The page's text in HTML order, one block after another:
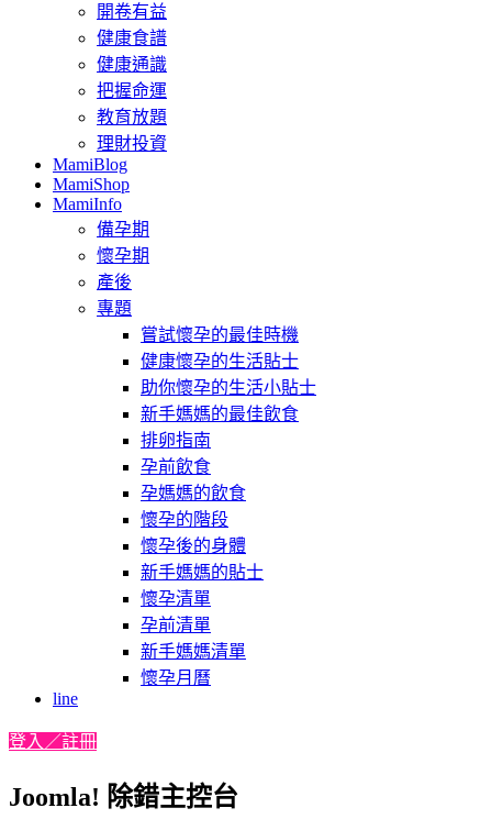
開卷有益
健康食譜
健康通識
把握命運
教育放題
理財投資
MamiBlog
MamiShop
MamiInfo
備孕期
懷孕期
產後
專題
嘗試懷孕的最佳時機
健康懷孕的生活貼士
助你懷孕的生活小貼士
新手媽媽的最佳飲食
排卵指南
孕前飲食
孕媽媽的飲食
懷孕的階段
懷孕後的身體
新手媽媽的貼士
懷孕清單
孕前清單
新手媽媽清單
懷孕月曆
line
登入／註冊
Joomla! 除錯主控台